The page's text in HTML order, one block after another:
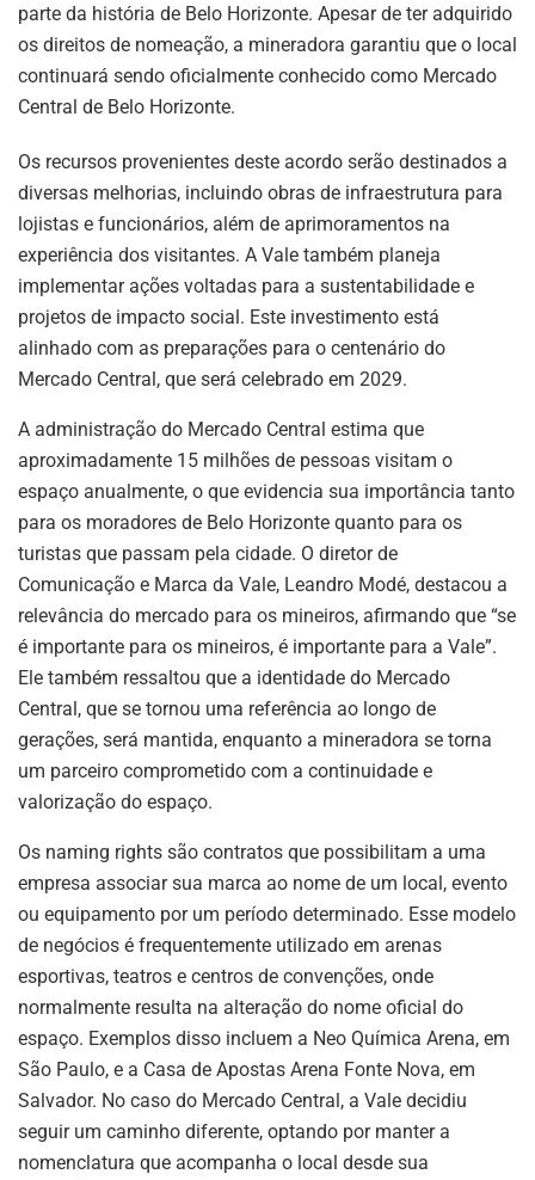
parte da história de Belo Horizonte. Apesar de ter adquirido
os direitos de nomeação, a mineradora garantiu que o local
continuará sendo oficialmente conhecido como Mercado
Central de Belo Horizonte.
Os recursos provenientes deste acordo serão destinados a
diversas melhorias, incluindo obras de infraestrutura para
lojistas e funcionários, além de aprimoramentos na
experiência dos visitantes. A Vale também planeja
implementar ações voltadas para a sustentabilidade e
projetos de impacto social. Este investimento está
alinhado com as preparações para o centenário do
Mercado Central, que será celebrado em 2029.
A administração do Mercado Central estima que
aproximadamente 15 milhões de pessoas visitam o
espaço anualmente, o que evidencia sua importância tanto
para os moradores de Belo Horizonte quanto para os
turistas que passam pela cidade. O diretor de
Comunicação e Marca da Vale, Leandro Modé, destacou a
relevância do mercado para os mineiros, afirmando que “se
é importante para os mineiros, é importante para a Vale”.
Ele também ressaltou que a identidade do Mercado
Central, que se tornou uma referência ao longo de
gerações, será mantida, enquanto a mineradora se torna
um parceiro comprometido com a continuidade e
valorização do espaço.
Os naming rights são contratos que possibilitam a uma
empresa associar sua marca ao nome de um local, evento
ou equipamento por um período determinado. Esse modelo
de negócios é frequentemente utilizado em arenas
esportivas, teatros e centros de convenções, onde
normalmente resulta na alteração do nome oficial do
espaço. Exemplos disso incluem a Neo Química Arena, em
São Paulo, e a Casa de Apostas Arena Fonte Nova, em
Salvador. No caso do Mercado Central, a Vale decidiu
seguir um caminho diferente, optando por manter a
nomenclatura que acompanha o local desde sua